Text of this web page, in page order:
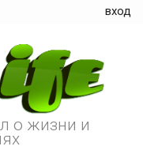
вход
о жизни и